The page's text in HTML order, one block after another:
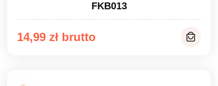
FKB013
14,99 zł